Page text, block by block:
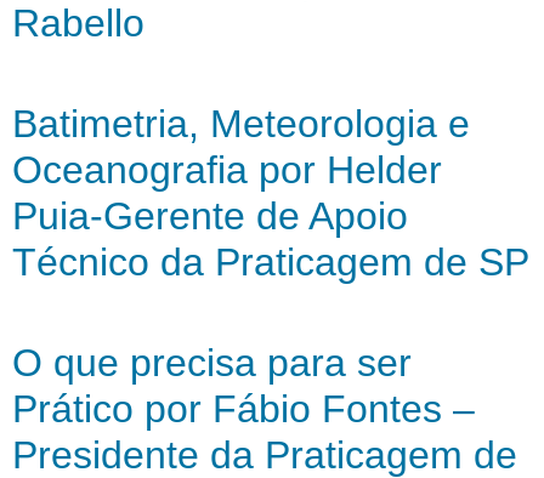
Rabello
Batimetria, Meteorologia e
Oceanografia por Helder
Puia-Gerente de Apoio
Técnico da Praticagem de SP
O que precisa para ser
Prático por Fábio Fontes –
Presidente da Praticagem de